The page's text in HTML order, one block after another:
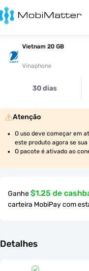
Vietnam 20 GB
Vinaphone
30 dias
Atenção
O uso deve começar em
este produto agora se
O pacote é ativado ao
Ganhe$1.25 de
carteira MobiPay com
Detalhes